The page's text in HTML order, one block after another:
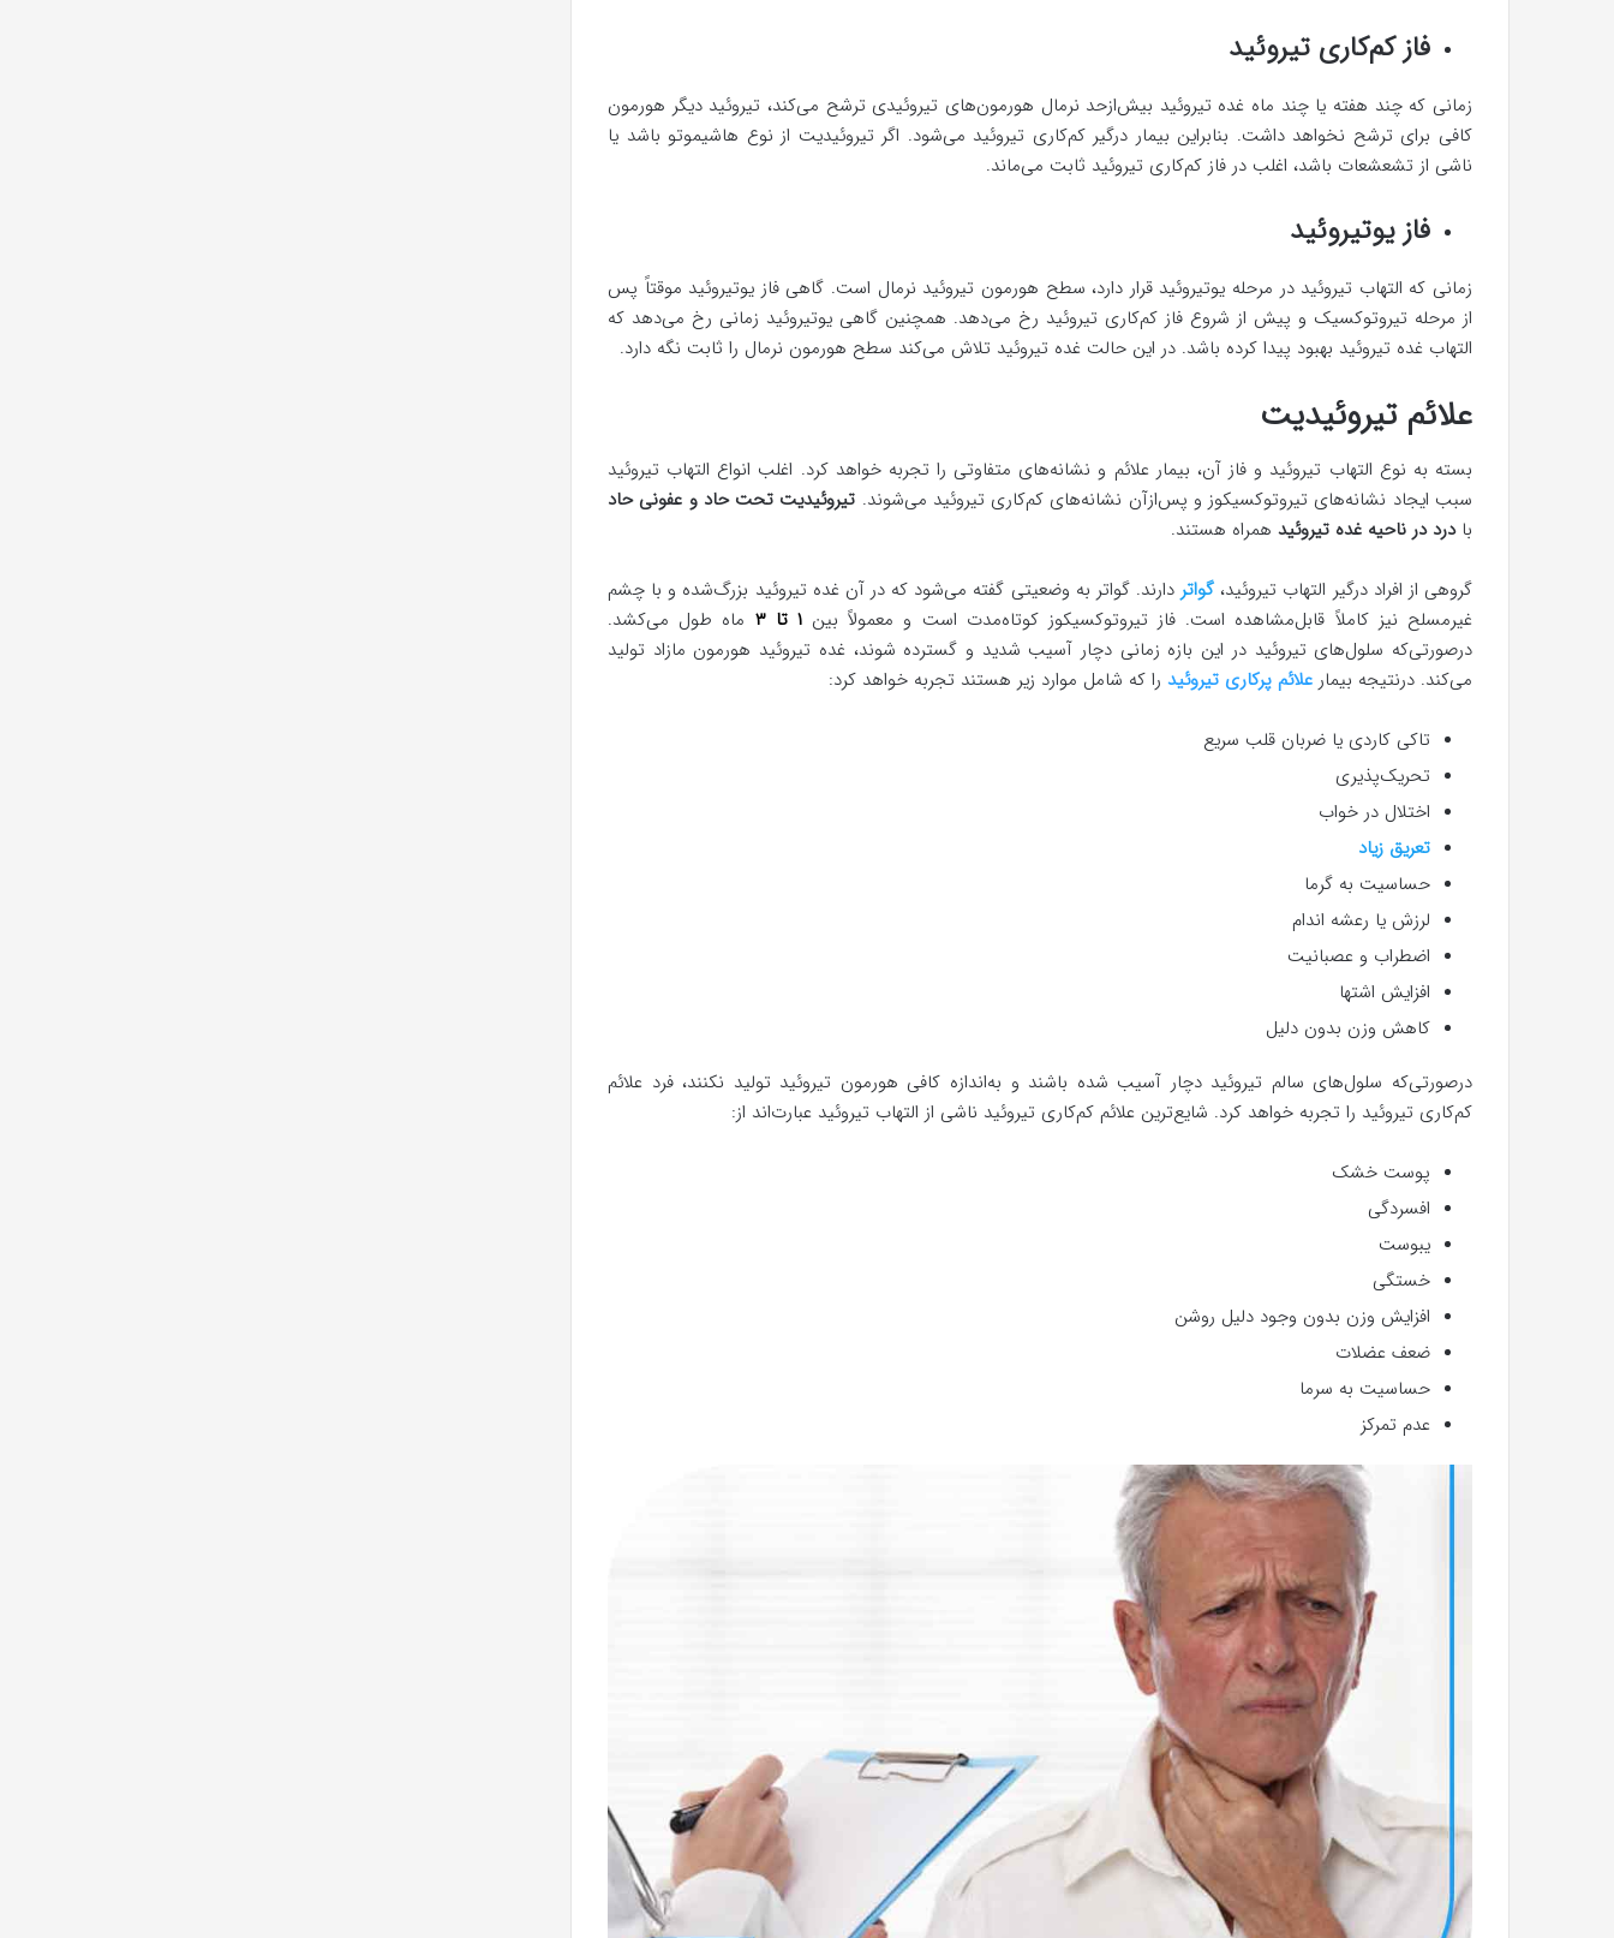
فاز کم‌کاری تیروئید
زمانی که چند هفته یا چند ماه غده تیروئید بیش‌ازحد نرمال هورمون‌های تیروئیدی ترشح می‌کند، تیروئید دیگر هورمون
کافی برای ترشح نخواهد داشت. بنابراین بیمار درگیر کم‌کاری تیروئید می‌شود. اگر تیروئیدیت از نوع هاشیموتو باشد یا
ناشی از تشعشعات باشد، اغلب در فاز کم‌کاری تیروئید ثابت می‌ماند.
فاز یوتیروئید
زمانی که التهاب تیروئید در مرحله یوتیروئید قرار دارد، سطح هورمون تیروئید نرمال است. گاهی فاز یوتیروئید موقتاً پس
از مرحله تیروتوکسیک و پیش از شروع فاز کم‌کاری تیروئید رخ می‌دهد. همچنین گاهی یوتیروئید زمانی رخ می‌دهد که
التهاب غده تیروئید بهبود پیدا کرده باشد. در این حالت غده تیروئید تلاش می‌کند سطح هورمون نرمال را ثابت نگه دارد.
علائم تیروئیدیت
بسته به نوع التهاب تیروئید و فاز آن، بیمار علائم و نشانه‌های متفاوتی را تجربه خواهد کرد. اغلب انواع التهاب تیروئید
سبب ایجاد نشانه‌های تیروتوکسیکوز و پس‌ازآن نشانه‌های کم‌کاری تیروئید می‌شوند. تیروئیدیت تحت حاد و عفونی حاد
با درد در ناحیه غده تیروئید همراه هستند.
گروهی از افراد درگیر التهاب تیروئید، گواتر دارند. گواتر به وضعیتی گفته می‌شود که در آن غده تیروئید بزرگ‌شده و با چشم
غیرمسلح نیز کاملاً قابل‌مشاهده است. فاز تیروتوکسیکوز کوتاه‌مدت است و معمولاً بین۱ تا ۳
ماه طول می‌کشد.
درصورتی‌که سلول‌های تیروئید در این بازه زمانی دچار آسیب شدید و گسترده شوند، غده تیروئید هورمون مازاد تولید
می‌کند. درنتیجه بیمار علائم پرکاری تیروئید را که شامل موارد زیر هستند تجربه خواهد کرد:
تاکی کاردی یا ضربان قلب سریع
تحریک‌پذیری
اختلال در خواب
تعریق زیاد
حساسیت به گرما
لرزش یا رعشه اندام
اضطراب و عصبانیت
افزایش اشتها
کاهش وزن بدون دلیل
درصورتی‌که سلول‌های سالم تیروئید دچار آسیب شده باشند و به‌اندازه کافی هورمون تیروئید تولید نکنند، فرد علائم
کم‌کاری تیروئید را تجربه خواهد کرد. شایع‌ترین علائم کم‌کاری تیروئید ناشی از التهاب تیروئید عبارت‌اند از:
پوست خشک
افسردگی
یبوست
خستگی
افزایش وزن بدون وجود دلیل روشن
ضعف عضلات
حساسیت به سرما
عدم تمرکز